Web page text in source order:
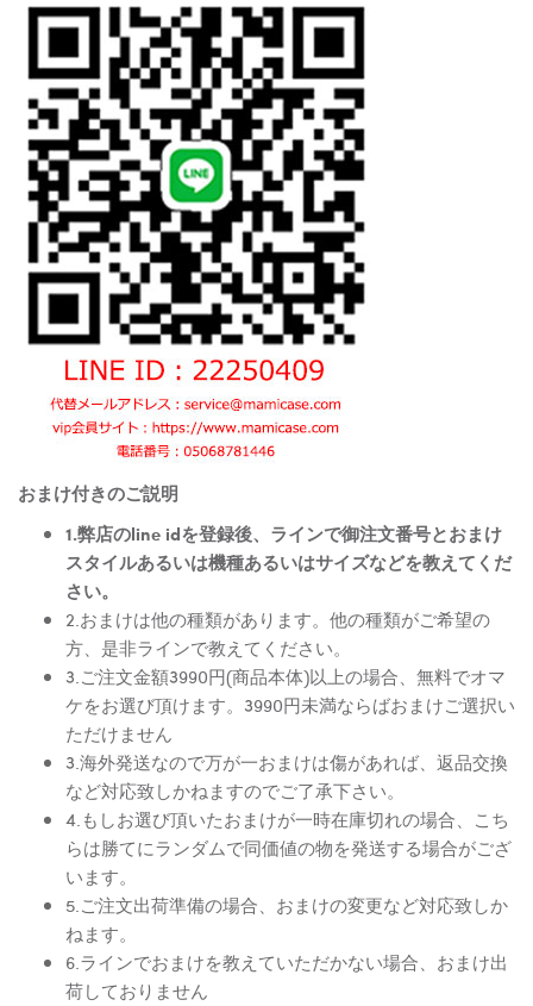
おまけ付きのご説明
1.弊店のline idを登録後、ラインで御注文番号とおまけ
スタイルあるいは機種あるいはサイズなどを教えてくだ
さい。
2.おまけは他の種類があります。他の種類がご希望の
方、是非ラインで教えてください。
3.ご注文金額3990円(商品本体)以上の場合、無料でオマ
ケをお選び頂けます。3990円未満ならばおまけご選択い
ただけません
3.海外発送なので万が一おまけは傷があれば、返品交換
など対応致しかねますのでご了承下さい。
4.もしお選び頂いたおまけが一時在庫切れの場合、こち
らは勝てにランダムで同価値の物を発送する場合がござ
います。
5.ご注文出荷準備の場合、おまけの変更など対応致しか
ねます。
6.ラインでおまけを教えていただかない場合、おまけ出
荷しておりません